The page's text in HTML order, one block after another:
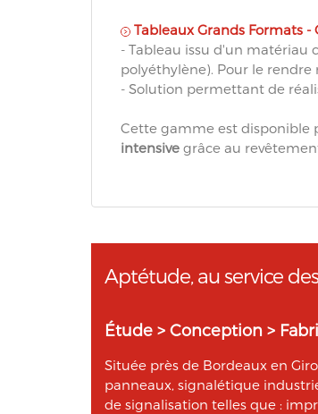
Tableaux Grands Formats -
- Tableau issu d'un
polyéthylène). Pour le
- Solution permettant de
Cette gamme est disponible
intensive grâce au
Aptétude, au service
Étude > Conception >
Située près de Bordeaux en
panneaux, signalétique
de signalisation telles que :